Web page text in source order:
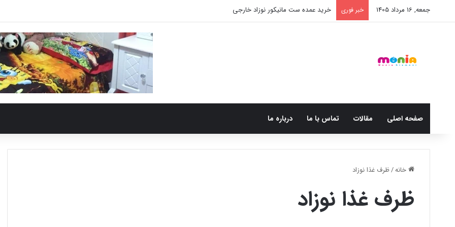
جمعه, 16 مرداد 1405 خبر فوری خرید شامپو سر و بدن 500 میل کودک موستلا
صفحه اصلی مقالات تماس با ما درباره ما
خانه/ظرف غذا نوزاد
ظرف غذا نوزاد